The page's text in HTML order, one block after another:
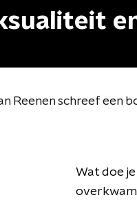
Reenen schreef een
Wat doe
overkwam